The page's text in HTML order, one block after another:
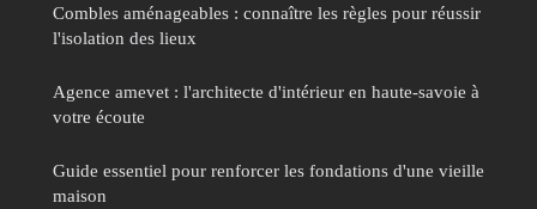
Combles aménageables : connaître les règles pour réussir
l'isolation des lieux
Agence amevet : l'architecte d'intérieur en haute-savoie à
votre écoute
Guide essentiel pour renforcer les fondations d'une vieille
maison